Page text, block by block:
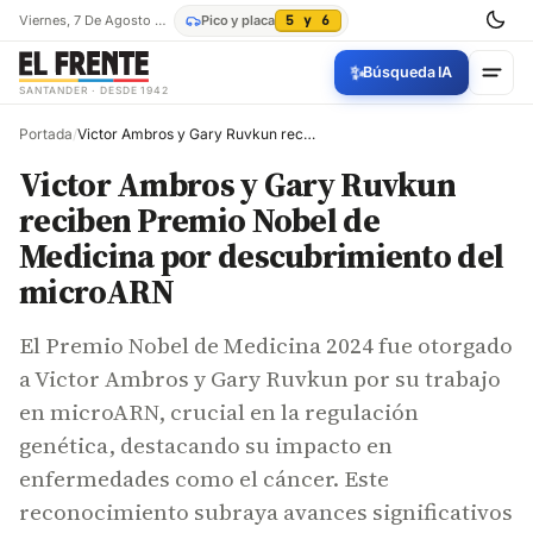
Viernes, 7 De Agosto De 2026 Pico y placa 5 y 6
SANTANDER · DESDE 1942
✨Búsqueda IA
Portada/ Victor Ambros y Gary Ruvkun reciben Premio Nobel de Medicina por descubrimiento del microARN
Victor Ambros y Gary Ruvkun
reciben Premio Nobel de
Medicina por descubrimiento del
microARN
El Premio Nobel de Medicina 2024 fue otorgado
a Victor Ambros y Gary Ruvkun por su trabajo
en microARN, crucial en la regulación
genética, destacando su impacto en
enfermedades como el cáncer. Este
reconocimiento subraya avances significativos